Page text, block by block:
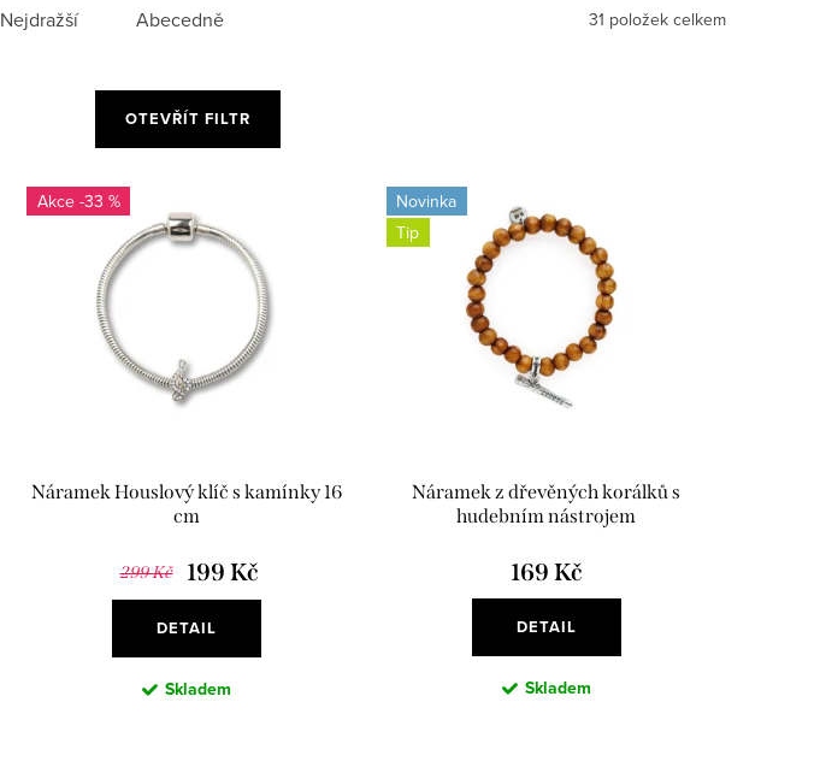
Nejdražší Abecedně 31 položek celkem
OTEVŘÍT FILTR
-33 %
Náramek Houslový klíč s kamínky 16
cm
299 Kč 199 Kč
DETAIL
Skladem
Novinka
Tip
Náramek z dřevěných korálků s
hudebním nástrojem
169 Kč
DETAIL
Skladem